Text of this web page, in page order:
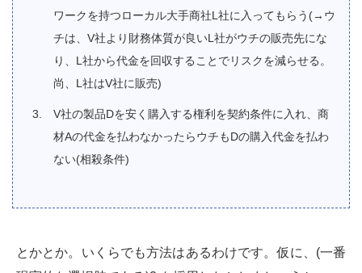
ワークを持つローカル大手商社L社に入ってもらう(→ウ
チは、V社より財務体質が良いL社がウチの販売先にな
り、L社から代金を回収することでリスクを減らせる。
尚、L社はV社に販売)
V社の製品Dを安く購入する権利を契約条件に入れ、商
材Aの代金を払わなかったらウチもDの購入代金を払わ
ない(相殺条件)
とかとか。いくらでも方法はあるわけです。仮に、(一番